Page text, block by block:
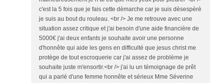
c'est la 5 fois que je fais cette dèmarche car je suis dèsespèrè
je suis au bout du rouleau. <br /> Je me retrouve avec une
situation assez critique et j'ai besoin d'une aide financière de
5000€ j'ai deux enfants je souhaite avoir une personne
d'honnête qui aide les gens en difficulté que jesus christ me
protège de tout escroquerie car j'ai assez de problème je
souhaite juste m'ensortir.<br /> j'ai lu un témoignage de prêt
qui a parlé d'une femme honnête et sérieux Mme Séverine